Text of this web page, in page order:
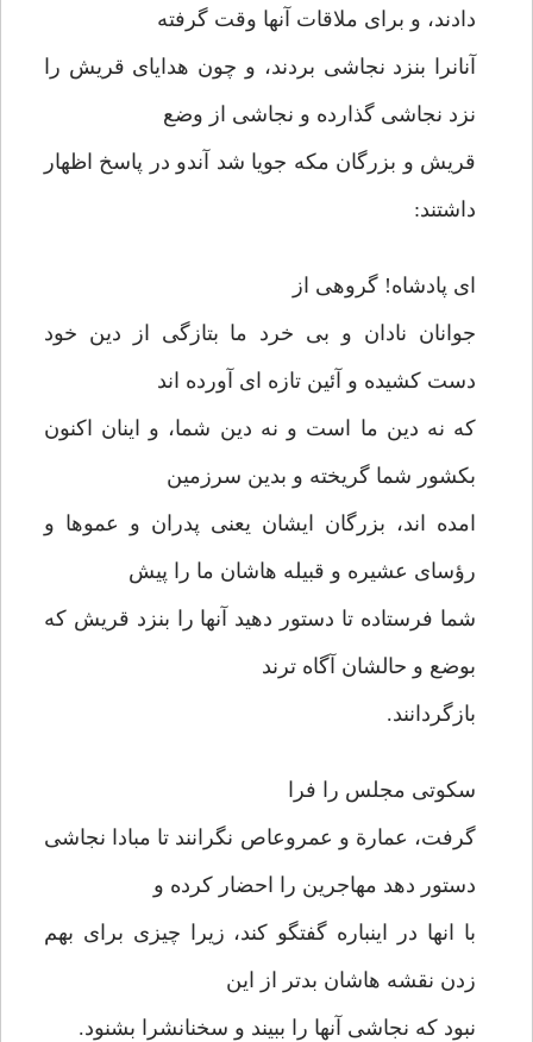
دادند، و برای ملاقات آنها وقت گرفته
آنانرا بنزد نجاشی بردند، و چون هدایای قریش را
نزد نجاشی گذارده و نجاشی از وضع
قریش و بزرگان مکه جویا شد آندو در پاسخ اظهار
داشتند:
ای پادشاه! گروهی از
جوانان نادان و بی خرد ما بتازگی از دین خود
دست کشیده و آئین تازه ای آورده اند
که نه دین ما است و نه دین شما، و اینان اکنون
بکشور شما گریخته و بدین سرزمین
امده اند، بزرگان ایشان یعنی پدران و عموها و
رؤسای عشیره و قبیله هاشان ما را پیش
شما فرستاده تا دستور دهید آنها را بنزد قریش که
بوضع و حالشان آگاه ترند
بازگردانند.
سکوتی مجلس را فرا
گرفت، عمارة و عمروعاص نگرانند تا مبادا نجاشی
دستور دهد مهاجرین را احضار کرده و
با انها در اینباره گفتگو کند، زیرا چیزی برای بهم
زدن نقشه هاشان بدتر از این
نبود که نجاشی آنها را ببیند و سخنانشرا بشنود.